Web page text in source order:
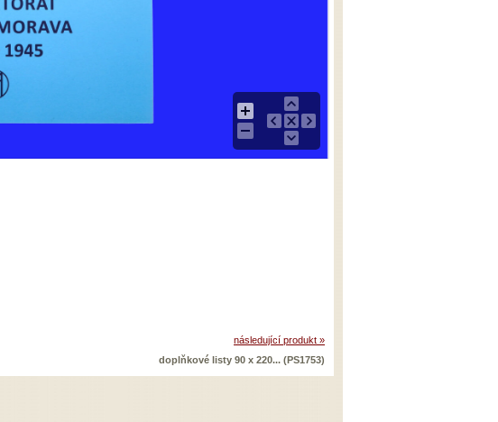
následující produkt »
doplňkové listy 90 x 220... (PS1753)